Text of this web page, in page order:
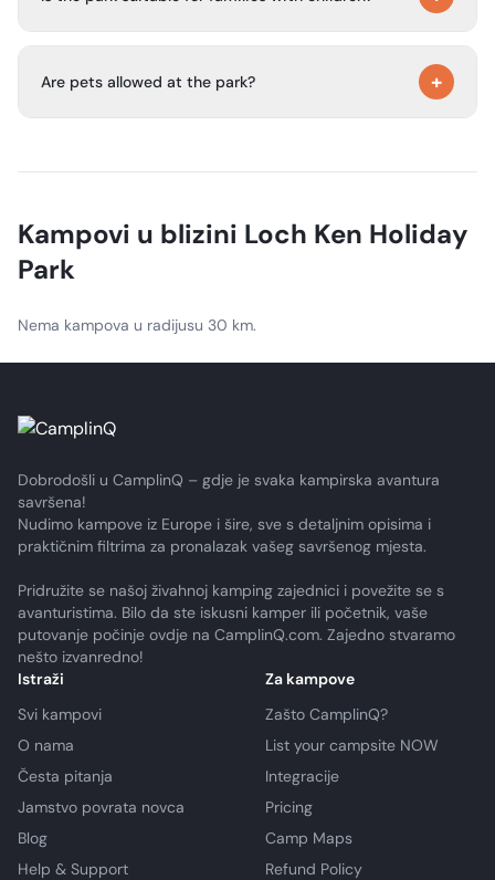
areas, disabled toilet and shower facilities, and chemical
and water waste disposal points.
children’s recreational activities, two play parks, swings, a
Are pets allowed at the park? +
areas and walking routes. XL Bullies are not permitted.
Kampovi u blizini Loch Ken Holiday
Park
Nema kampova u radijusu 30 km.
Dobrodošli u CamplinQ – gdje je svaka kampirska avantura
savršena!
Nudimo kampove iz Europe i šire, sve s detaljnim opisima i
praktičnim filtrima za pronalazak vašeg savršenog mjesta.
Pridružite se našoj živahnoj kamping zajednici i povežite se s
avanturistima. Bilo da ste iskusni kamper ili početnik, vaše
putovanje počinje ovdje na CamplinQ.com. Zajedno stvaramo
nešto izvanredno!
Istraži
Svi kampovi
O nama
Česta pitanja
Jamstvo povrata novca
Blog
Help & Support
Za kampove
Zašto CamplinQ?
List your campsite NOW
Integracije
Pricing
Camp Maps
Refund Policy